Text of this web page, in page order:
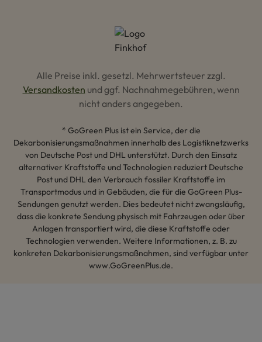
Alle Preise inkl. gesetzl. Mehrwertsteuer zzgl.
Versandkosten und ggf. Nachnahmegebühren, wenn
nicht anders angegeben.
* GoGreen Plus ist ein Service, der die
Dekarbonisierungsmaßnahmen innerhalb des Logistiknetzwerks
von Deutsche Post und DHL unterstützt. Durch den Einsatz
alternativer Kraftstoffe und Technologien reduziert Deutsche
Post und DHL den Verbrauch fossiler Kraftstoffe im
Transportmodus und in Gebäuden, die für die GoGreen Plus-
Sendungen genutzt werden. Dies bedeutet nicht zwangsläufig,
dass die konkrete Sendung physisch mit Fahrzeugen oder über
Anlagen transportiert wird, die diese Kraftstoffe oder
Technologien verwenden. Weitere Informationen, z. B. zu
konkreten Dekarbonisierungsmaßnahmen, sind verfügbar unter
www.GoGreenPlus.de.